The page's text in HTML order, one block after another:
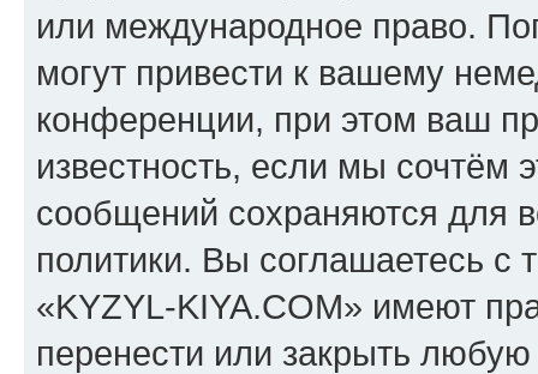
или международное право.
могут привести к вашему
конференции, при этом ваш
известность, если мы сочтём
сообщений сохраняются для
политики. Вы соглашаетесь
«KYZYL-KIYA.COM» имеют
перенести или закрыть